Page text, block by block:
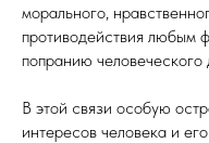
морального,
противодействия любым
попранию человеческого
В этой связи особую
интересов человека и